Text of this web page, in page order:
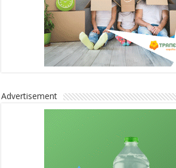
Advertisement